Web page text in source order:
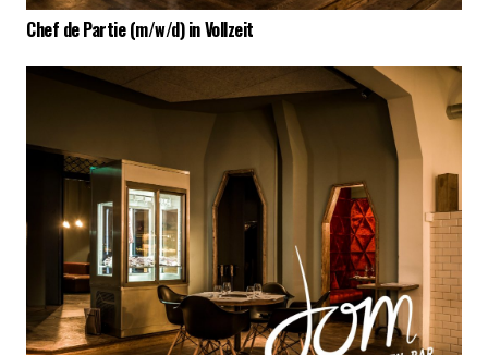
Chef de Partie (m/w/d) in Vollzeit